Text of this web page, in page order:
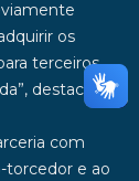
os
terceiros
destaca o
com
torcedor e ao